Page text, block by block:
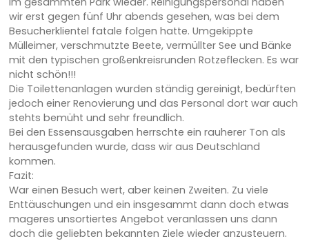
wir erst gegen fünf Uhr abends gesehen, was bei dem
Besucherklientel fatale folgen hatte. Umgekippte
Mülleimer, verschmutzte Beete, vermüllter See und Bänke
mit den typischen großenkreisrunden Rotzeflecken. Es war
nicht schön!!!
Die Toilettenanlagen wurden ständig gereinigt, bedürften
jedoch einer Renovierung und das Personal dort war auch
stehts bemüht und sehr freundlich.
Bei den Essensausgaben herrschte ein rauherer Ton als
herausgefunden wurde, dass wir aus Deutschland
kommen.
Fazit:
War einen Besuch wert, aber keinen Zweiten. Zu viele
Enttäuschungen und ein insgesammt dann doch etwas
mageres unsortiertes Angebot veranlassen uns dann
doch die geliebten bekannten Ziele wieder anzusteuern.